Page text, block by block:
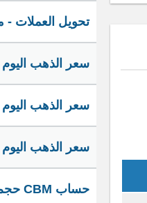
تحويل العملات -
سعر الذهب اليوم
سعر الذهب اليوم عيار
سعر الذهب اليوم عيار
حساب CBM حجم الشحنة التجارية